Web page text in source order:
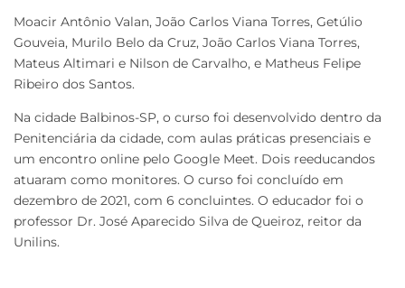
Moacir Antônio Valan, João Carlos Viana Torres, Getúlio
Gouveia, Murilo Belo da Cruz, João Carlos Viana Torres,
Mateus Altimari e Nilson de Carvalho, e Matheus Felipe
Ribeiro dos Santos.
Na cidade Balbinos-SP, o curso foi desenvolvido dentro da
Penitenciária da cidade, com aulas práticas presenciais e
um encontro online pelo Google Meet. Dois reeducandos
atuaram como monitores. O curso foi concluído em
dezembro de 2021, com 6 concluintes. O educador foi o
professor Dr. José Aparecido Silva de Queiroz, reitor da
Unilins.